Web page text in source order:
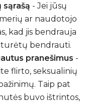
- Jei jūsų
ar naudotojo
kad jis bendrauja
bendrauti.
pranešimus -
flirto, seksualinių
Taip pat
buvo ištrintos,